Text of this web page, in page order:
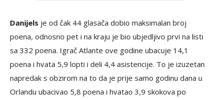
Danijels je od čak 44 glasača dobio maksimalan broj
poena, odnosno pet i na kraju je bio ubjedljivo prvi na listi
sa 332 poena. Igrač Atlante ove godine ubacuje 14,1
poena i hvata 5,9 lopti i deli 4,4 asistencije. To je izuzetan
napredak s obzirom na to da je prije samo godinu dana u
Orlandu ubacivao 5,8 poena i hvatao 3,9 skokova po